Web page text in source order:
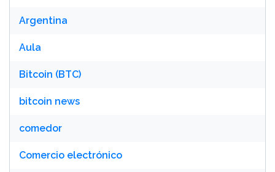
Argentina
Aula
Bitcoin (BTC)
bitcoin news
comedor
Comercio electrónico